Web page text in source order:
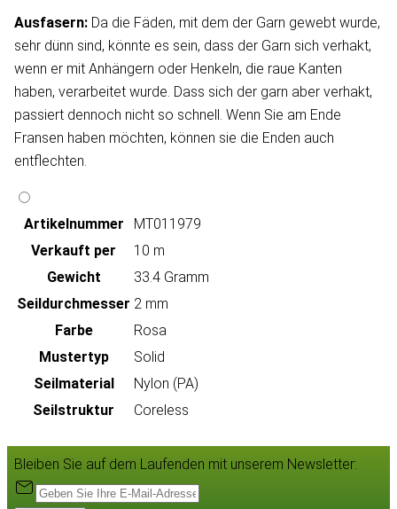
Ausfasern: Da die Fäden, mit dem der Garn gewebt wurde,
sehr dünn sind, könnte es sein, dass der Garn sich verhakt,
wenn er mit Anhängern oder Henkeln, die raue Kanten
haben, verarbeitet wurde. Dass sich der garn aber verhakt,
passiert dennoch nicht so schnell. Wenn Sie am Ende
Fransen haben möchten, können sie die Enden auch
entflechten.
Artikeln‌ummer
MT011979
Verkauft per
10 m
Gewicht
33.4 Gramm
Seildurchmesser 2 mm
Farbe
Rosa
Mustertyp
Solid
Seilmaterial
Nylon (PA)
Seilstruktur
Coreless
Bleiben Sie auf dem Laufenden mit unserem Newsletter: